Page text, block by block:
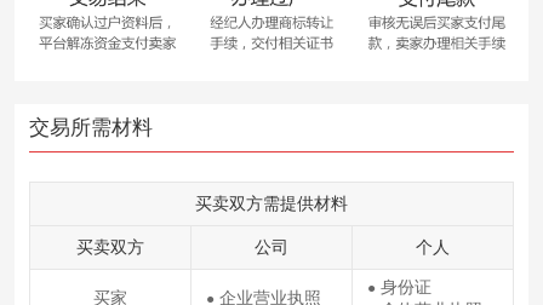
交易所需材料
买卖双方需提供材料
买卖双方 公司 个人
买家 ●企业营业执照 ●身份证